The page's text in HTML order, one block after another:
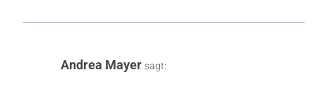
Andrea Mayer sagt: